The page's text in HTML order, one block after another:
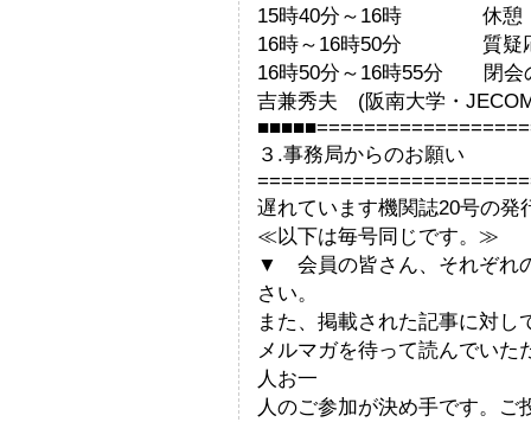
15時40分～16時 休憩
16時～16時50分 質疑応
16時50分～16時55分 閉会
吉兼秀夫 (阪南大学・
３.事務局からのお願い
遅れています機関誌20号の発
≪以下は毎号同じです。≫
▼ 会員の皆さん、それぞれ
さい。
また、掲載された記事に対
メルマガを待って読んでいた
人お一
人のご参加が決め手です。ご